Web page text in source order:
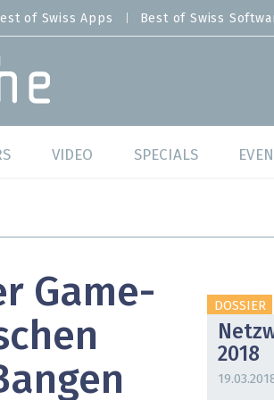
of Swiss Apps Best of Swiss
Swiss Software
Hana
VIDEO SPECIALS
Cybersecurity
Cloud &
Game-
DOSSIER
2018